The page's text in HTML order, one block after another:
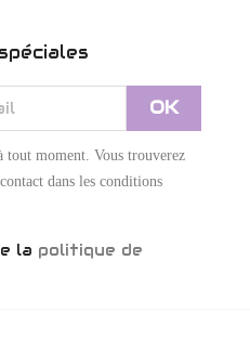
tout moment. Vous trouverez
dans les conditions
la politique de